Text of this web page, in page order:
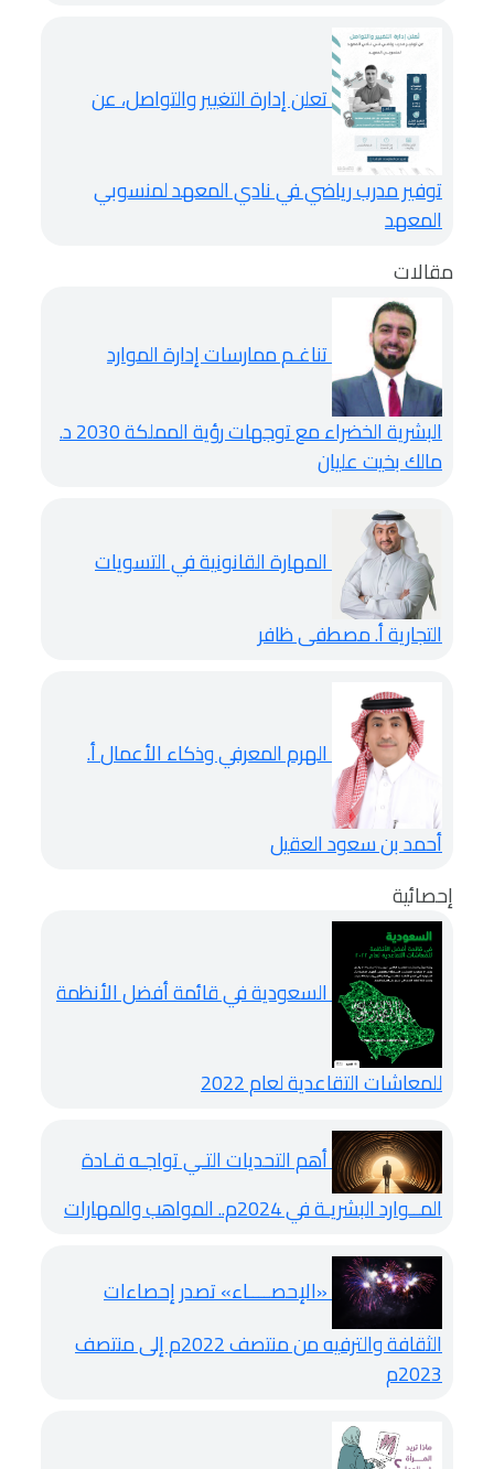
تعلن إدارة التغيير والتواصل، عن
توفير مدرب رياضي في نادي المعهد لمنسوبي
المعهد
مقالات
تناغـم ممارسات إدارة الموارد
البشرية الخضراء مع توجهات رؤية المملكة 2030
د.
مالك بخيت عليان
المهارة القانونية في التسويات
التجاريةأ. مصطفى ظافر
الهرم المعرفي وذكاء الأعمالأ.
أحمد بن سعود العقيل
إحصائية
السعودية في قائمة أفضل الأنظمة
للمعاشات التقاعدية لعام 2022
أهم التحديات التـي تواجـه قـادة
المــوارد البشريـة في 2024م.. المواهب والمهارات
«الإحصــــاء» تصدر إحصاءات
الثقافة والترفيه من منتصف 2022م إلى منتصف
2023م